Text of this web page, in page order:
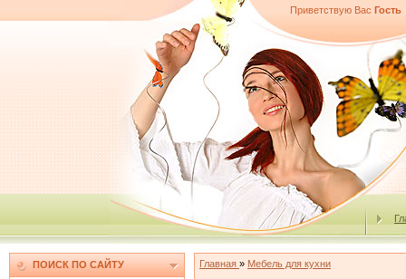
Приветствую Вас Гость
ПОИСК ПО САЙТУ Главная » Мебель для кухни